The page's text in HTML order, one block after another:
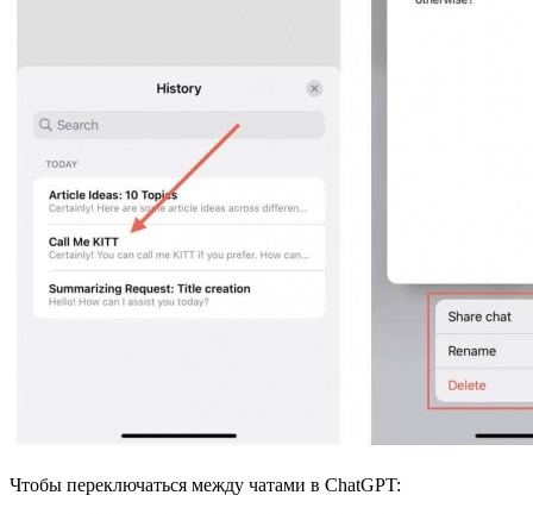
Чтобы переключаться между чатами в ChatGPT: